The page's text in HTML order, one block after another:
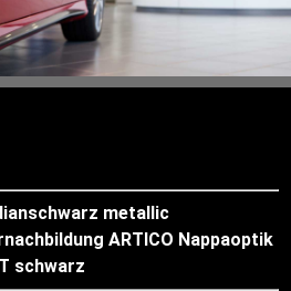
metallic
ARTICO Nappaoptik
schwarz